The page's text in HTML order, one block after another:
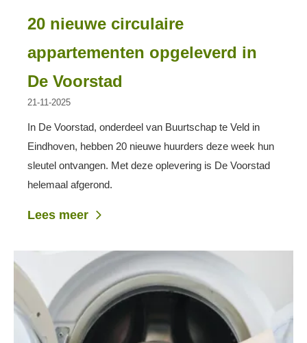
20 nieuwe circulaire
appartementen opgeleverd in
De Voorstad
21-11-2025
In De Voorstad, onderdeel van Buurtschap te Veld in
Eindhoven, hebben 20 nieuwe huurders deze week hun
sleutel ontvangen. Met deze oplevering is De Voorstad
helemaal afgerond.
Lees meer